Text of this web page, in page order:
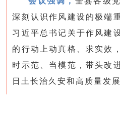
深刻认识作风建设的极端
习近平总书记关于作风建
的行动上动真格、求实效
时示范、当模范，带头改
日土长治久安和高质量发